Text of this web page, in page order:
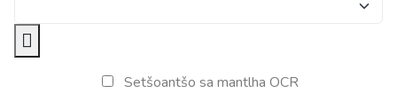
Setšoantšo sa mantlha OCR